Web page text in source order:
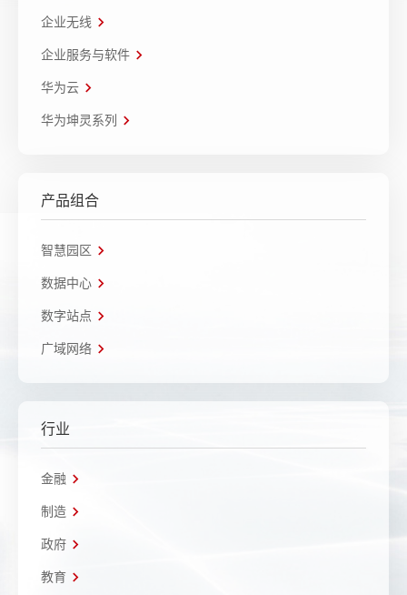
企业无线
企业服务与软件
华为云
华为坤灵系列
产品组合
智慧园区
数据中心
数字站点
广域网络
行业
金融
制造
政府
教育